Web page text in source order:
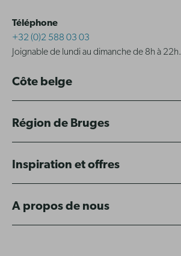
Téléphone
+32 (0)2 588 03 03
Joignable de lundi au dimanche de 8h à 22h.
Côte belge
Région de Bruges
Inspiration et offres
A propos de nous